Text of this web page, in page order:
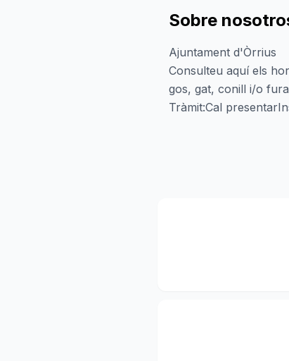
Sobre
Ajuntament d'Òrrius
Consulteu aquí els
gos, gat, conill i/o
Tràmit:Cal